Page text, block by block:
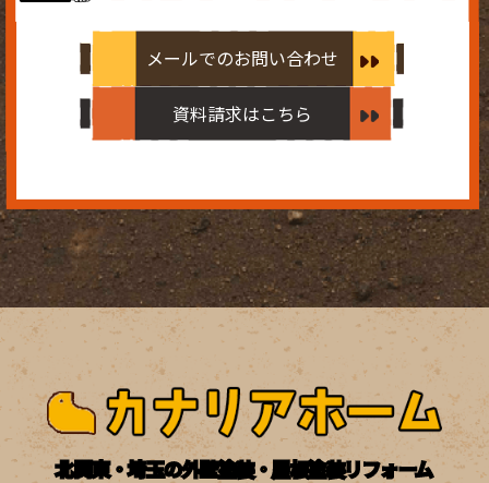
メールでのお問い合わせ
資料請求はこちら
北関東・埼玉の外壁塗装・屋根塗装リフォーム